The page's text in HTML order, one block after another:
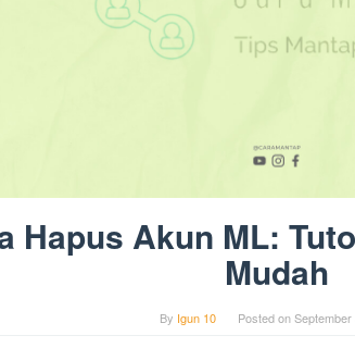
Hapus Akun ML:
Mudah
By Igun 10 Posted on